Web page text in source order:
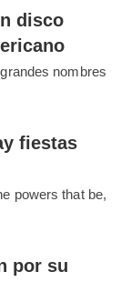
disco
nombres
fiestas
powers that be,
por su